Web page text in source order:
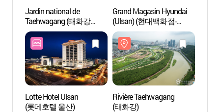
Jardin national de
Taehwagang (태화강
국가정원)
Grand Magasin Hyundai
(Ulsan) (현대백화점-
울산점)
Lotte Hotel Ulsan
(롯데호텔 울산)
Rivière Taehwagang
(태화강)